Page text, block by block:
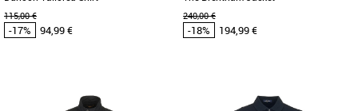
115,00 €
-17% 94,99 €
240,00 €
-18% 194,99 €